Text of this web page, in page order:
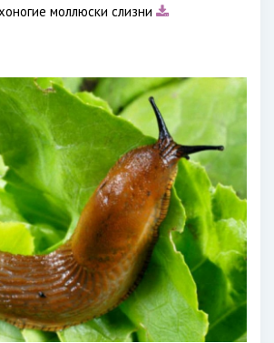
моллюски слизни